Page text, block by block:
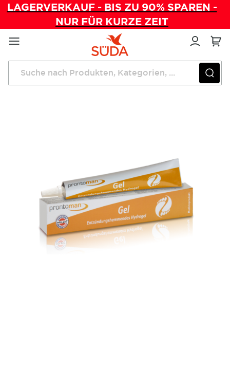
LAGERVERKAUF - BIS ZU 90% SPAREN -
NUR FÜR KURZE ZEIT
Direkt
zum
Inhalt
Startseite Praxishygiene prontomanÂ® Gel 20ml